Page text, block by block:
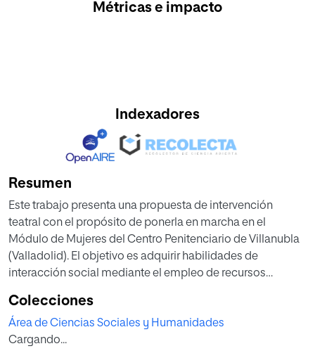
Métricas e impacto
Indexadores
Resumen
Este trabajo presenta una propuesta de intervención
teatral con el propósito de ponerla en marcha en el
Módulo de Mujeres del Centro Penitenciario de Villanubla
(Valladolid). El objetivo es adquirir habilidades de
interacción social mediante el empleo de recursos
instrumento que facilita el empoderamiento de las
internas. Presentamos un conjunto de actividades en
donde las técnicas de expresión dramática irán
Colecciones
Área de Ciencias Sociales y Humanidades
Cargando...